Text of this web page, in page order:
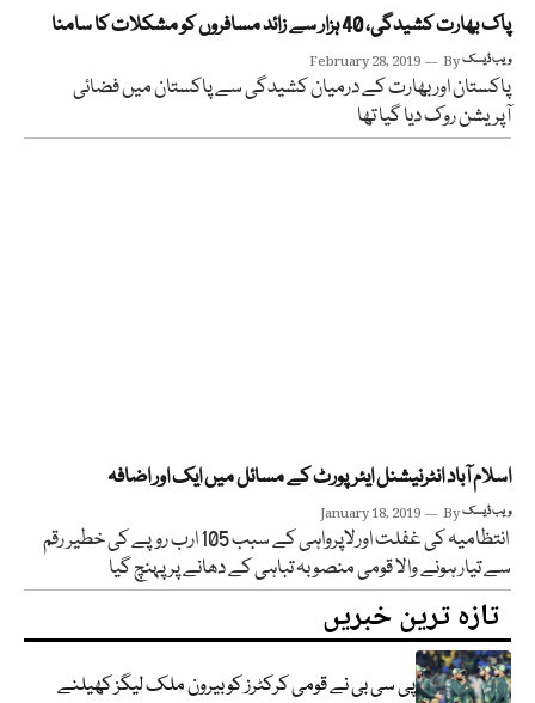
پاک بھارت کشیدگی، 40 ہزار سے زائد مسافروں کو مشکلات کا سامنا
February 28, 2019 Byویب ڈیسک
پاکستان اور بھارت کے درمیان کشیدگی سے پاکستان میں فضائی
آپریشن روک دیا گیا تھا
اسلام آباد انٹرنیشنل ایئرپورٹ کے مسائل میں ایک اور اضافہ
January 18, 2019 Byویب ڈیسک
انتظامیہ کی غفلت اورلاپرواہی کے سبب 105 ارب روپے کی خطیر رقم
سے تیار ہونے والا قومی منصوبہ تباہی کے دھانے پر پہنچ گیا
تازہ ترین خبریں
پی سی بی نے قومی کرکٹرز کو بیرون ملک لیگز کھیلنے